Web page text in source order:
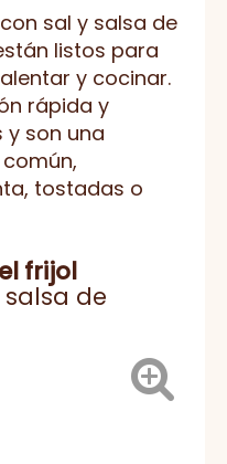
sal y salsa de
listos para
y cocinar.
rápida y
son una
tostadas o
el frijol
salsa de